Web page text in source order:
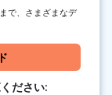
で、さまざまなデ
ださい: